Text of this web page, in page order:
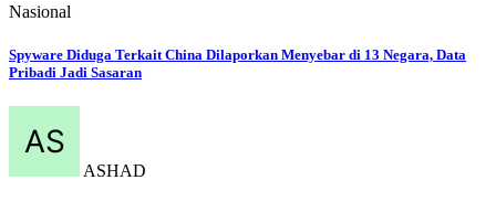
Nasional
Spyware Diduga Terkait China Dilaporkan Menyebar di 13 Negara, Data
Pribadi Jadi Sasaran
ASHAD